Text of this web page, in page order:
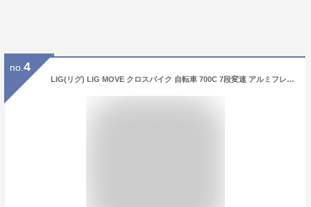
no. 4
LIG(リグ) LIG MOVE クロスバイク 自転車 700C 7段変速 アルミフレーム カラータイヤ カラーリム フロントクイックリリース ブラック 19246